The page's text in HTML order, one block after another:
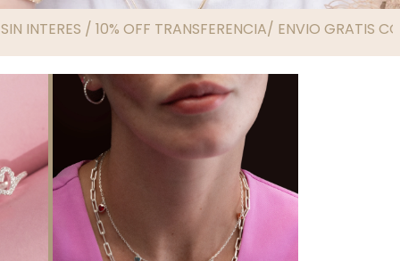
TRANSFERENCIA/ ENVIO GRATIS COMPRAS